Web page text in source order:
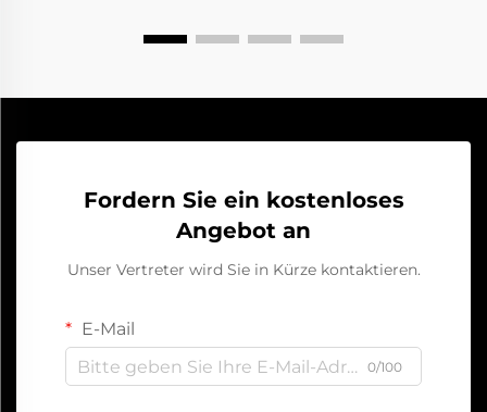
Fordern Sie ein kostenloses
Angebot an
Unser Vertreter wird Sie in Kürze kontaktieren.
E-Mail
0/100